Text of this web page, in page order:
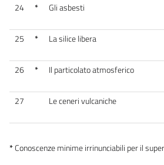
24
* Gli asbesti
25
* La silice libera
26
* Il particolato atmosferico
27
Le ceneri vulcaniche
*Conoscenze minime irrinunciabili per il